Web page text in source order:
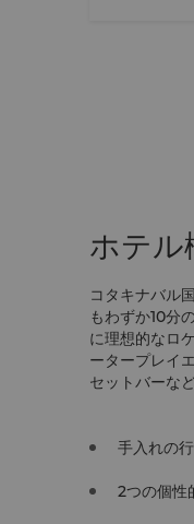
ホテル
コタキナバル
もわずか10分
に理想的なロ
ータープレイ
セットバーな
手入れの
2つの個性